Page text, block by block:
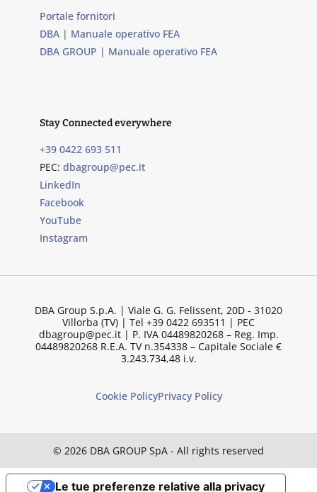
Portale fornitori
DBA | Manuale operativo FEA
DBA GROUP | Manuale operativo FEA
Stay Connected everywhere
+39 0422 693 511
PEC: dbagroup@pec.it
LinkedIn
Facebook
YouTube
Instagram
DBA Group S.p.A. | Viale G. G. Felissent, 20D - 31020
Villorba (TV) | Tel +39 0422 693511 | PEC
dbagroup@pec.it | P. IVA 04489820268 – Reg. Imp.
04489820268 R.E.A. TV n.354338 – Capitale Sociale €
3.243.734,48 i.v.
Cookie PolicyPrivacy Policy
© 2026 DBA GROUP SpA - All rights reserved
Le tue preferenze relative alla privacy